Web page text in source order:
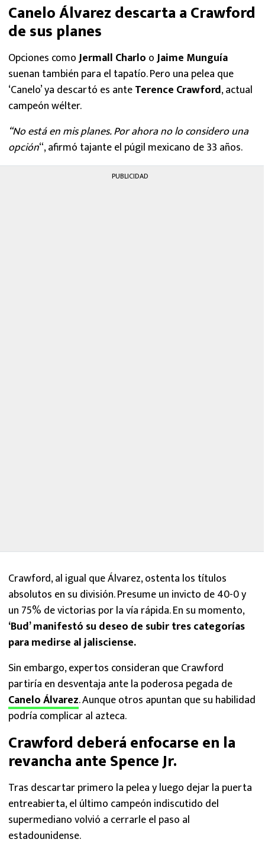
Canelo Álvarez descarta a Crawford
de sus planes
Opciones comoJermall Charlo oJaime Munguía
suenan también para el tapatío. Pero una pelea que
‘Canelo’ ya descartó es anteTerence Crawford, actual
campeón wélter.
“No está en mis planes. Por ahora no lo considero una
opción“, afirmó tajante el púgil mexicano de 33 años.
PUBLICIDAD
Crawford, al igual que Álvarez, ostenta los títulos
absolutos en su división. Presume un invicto de 40-0 y
un 75% de victorias por la vía rápida. En su momento,
‘Bud’ manifestó su deseo de subir tres categorías
para medirse al jalisciense.
Sin embargo, expertos consideran que Crawford
partiría en desventaja ante la poderosa pegada de
Canelo Álvarez. Aunque otros apuntan que su habilidad
podría complicar al azteca.
Crawford deberá enfocarse en la
revancha ante Spence Jr.
Tras descartar primero la pelea y luego dejar la puerta
entreabierta, el último campeón indiscutido del
supermediano volvió a cerrarle el paso al
estadounidense.